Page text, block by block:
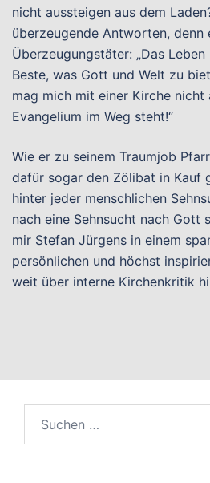
nicht aussteigen aus dem
überzeugende Antworten, denn
Überzeugungstäter: „Das
Beste, was Gott und Welt zu
mag mich mit einer Kirche nicht
Evangelium im Weg steht!“
Wie er zu seinem Traumjob
dafür sogar den Zölibat in Kauf
hinter jeder menschlichen
nach eine Sehnsucht nach Gott
mir Stefan Jürgens in einem
persönlichen und höchst
weit über interne Kirchenkritik